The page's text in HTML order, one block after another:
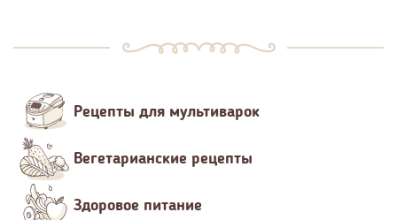
Рецепты для мультиварок
Вегетарианские рецепты
Здоровое питание